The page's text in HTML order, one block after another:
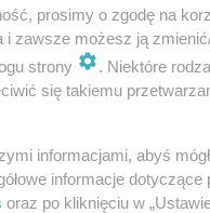
WYPADEK w
przez samochód
prosimy o zgodę na
i zawsze możesz ją
strony
. Niektóre
się takiemu
informacjami, abyś
informacje
oraz po kliknięciu w